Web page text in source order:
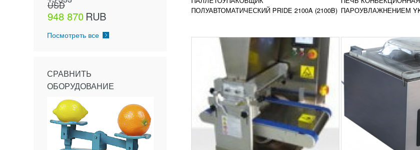
ПОЛУАВТОМАТИЧЕСКИЙ PRIDE 2100A (2100B) ПАРОУВЛАЖНЕНИЕМ
ПОДРОБНЕЕ ПОДРОБНЕЕ
USD
948 870RUB
Посмотреть все
СРАВНИТЬ
ОБОРУДОВАНИЕ